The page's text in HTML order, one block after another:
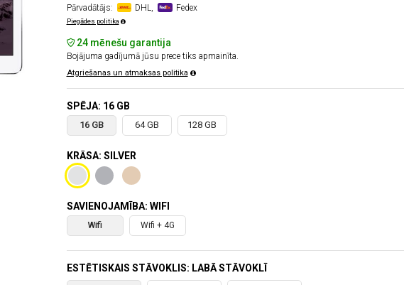
Pārvadātājs:
DHL, Fedex
Piegādes politika
24 mēnešu garantija
Bojājuma gadījumā jūsu prece tiks apmainīta.
Atgriešanas un atmaksas politika
SPĒJA: 16 GB
16 GB 64 GB 128 GB
KRĀSA: SILVER
SAVIENOJAMĪBA: WIFI
Wifi Wifi + 4G
ESTĒTISKAIS STĀVOKLIS: LABĀ STĀVOKLĪ